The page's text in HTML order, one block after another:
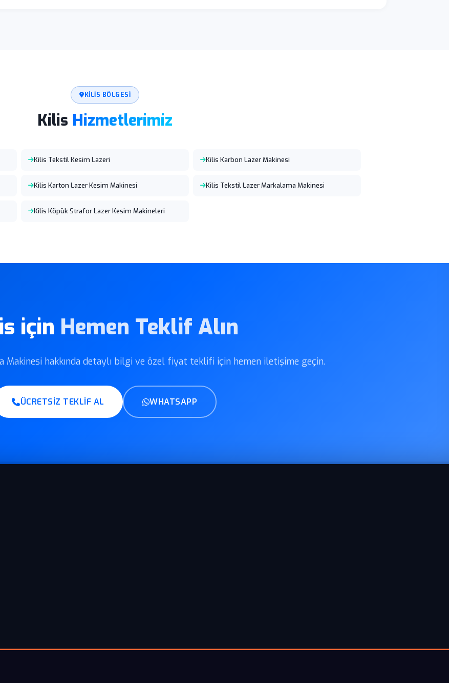
KILIS BÖLGESI
Kilis Hizmetlerimiz
Kilis Tekstil Kesim Lazeri Kilis Karbon Lazer Makinesi
Kilis Karton Lazer Kesim Makinesi Kilis Tekstil Lazer Markalama Makinesi
Kilis Köpük Strafor Lazer Kesim Makineleri
için Hemen Teklif Alın
Makinesi hakkında detaylı bilgi ve özel fiyat teklifi için hemen iletişime geçin.
ÜCRETSIZ TEKLIF AL WHATSAPP